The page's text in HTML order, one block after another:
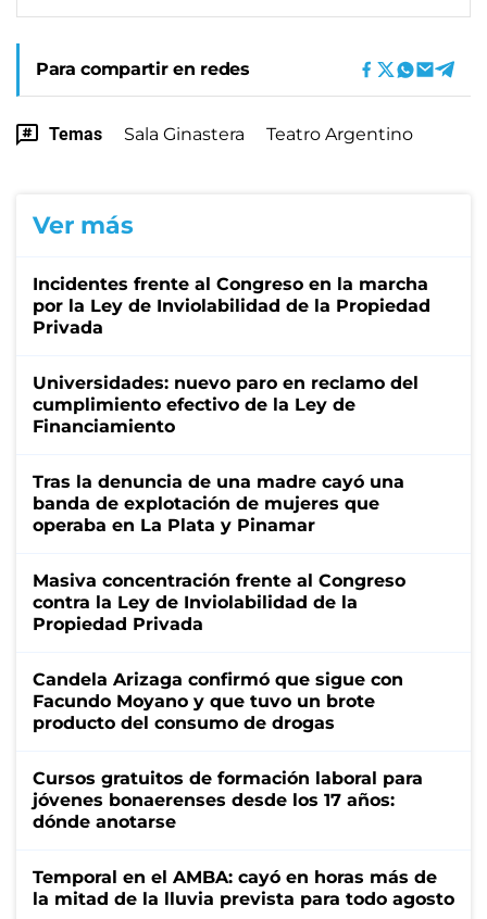
Para compartir en redes
Temas Sala Ginastera Teatro Argentino
Ver más
Incidentes frente al Congreso en la marcha
por la Ley de Inviolabilidad de la Propiedad
Privada
Universidades: nuevo paro en reclamo del
cumplimiento efectivo de la Ley de
Financiamiento
Tras la denuncia de una madre cayó una
banda de explotación de mujeres que
operaba en La Plata y Pinamar
Masiva concentración frente al Congreso
contra la Ley de Inviolabilidad de la
Propiedad Privada
Candela Arizaga confirmó que sigue con
Facundo Moyano y que tuvo un brote
producto del consumo de drogas
Cursos gratuitos de formación laboral para
jóvenes bonaerenses desde los 17 años:
dónde anotarse
Temporal en el AMBA: cayó en horas más de
la mitad de la lluvia prevista para todo agosto